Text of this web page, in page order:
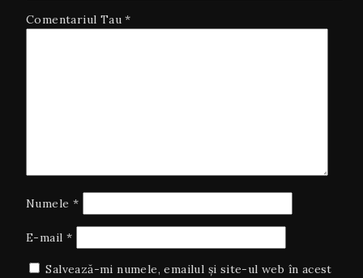
Comentariul Tau*
Numele *
E-mail *
Salvează-mi numele, emailul și site-ul web în acest